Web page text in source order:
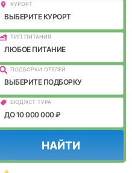
КУРОРТ
ВЫБЕРИТЕ КУРОРТ
ТИП ПИТАНИЯ
ЛЮБОЕ ПИТАНИЕ
ПОДБОРКИ ОТЕЛЕЙ
ВЫБЕРИТЕ ПОДБОРКУ
БЮДЖЕТ ТУРА
ДО 10 000 000 ₽
НАЙТИ